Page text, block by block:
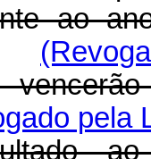
ao
pela
ao